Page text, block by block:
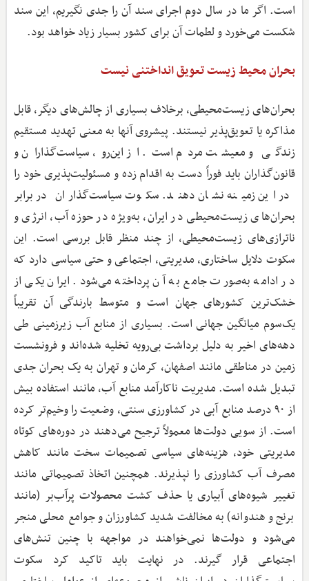
است. اگر ما در سال دوم اجرای سند آن را جدی نگیریم، این سند
شکست می‌خورد و لطمات آن برای کشور بسیار زیاد خواهد بود.
بحران محیط ‌زیست تعویق انداختنی نیست
بحران‌های زیست‌محیطی، برخلاف بسیاری از چالش‌های دیگر، قابل
مذاکره یا تعویق‌پذیر نیستند. پیشروی آنها به معنی تهدید مستقیم
زندگی و معیشت مردم است. از این‌رو، سیاست‌گذاران و
قانون‌گذاران باید فوراً دست به اقدام زده و مسئولیت‌پذیری خود را
در این زمینه نشان دهند. سکوت سیاست‌گذاران در برابر
بحران‌های زیست‌محیطی در ایران، به‌ویژه در حوزه آب، انرژی و
ناترازی‌های زیست‌محیطی، از چند منظر قابل بررسی است. این
سکوت دلایل ساختاری، مدیریتی، اجتماعی و حتی سیاسی دارد که
در ادامه به‌صورت جامع به آن پرداخته می‌شود. ایران یکی از
خشک‌ترین کشورهای جهان است و متوسط بارندگی آن تقریباً
یک‌سوم میانگین جهانی است. بسیاری از منابع آب زیرزمینی طی
دهه‌های اخیر به دلیل برداشت بی‌رویه تخلیه شده‌اند و فرونشست
زمین در مناطقی مانند اصفهان، کرمان و تهران به یک بحران جدی
تبدیل شده است. مدیریت ناکارآمد منابع آب، مانند استفاده بیش
از ۹۰ درصد منابع آبی در کشاورزی سنتی، وضعیت را وخیم‌تر کرده
است. از سویی دولت‌ها معمولاً ترجیح می‌دهند در دوره‌های کوتاه
مدیریتی خود، هزینه‌های سیاسی تصمیمات سخت مانند کاهش
مصرف آب کشاورزی را نپذیرند. همچنین اتخاذ تصمیماتی مانند
تغییر شیوه‌های آبیاری یا حذف کشت محصولات پرآب‌بر (مانند
برنج و هندوانه) به مخالفت شدید کشاورزان و جوامع محلی منجر
می‌شود و دولت‌ها نمی‌خواهند در مواجهه با چنین تنش‌های
اجتماعی قرار گیرند. در نهایت باید تاکید کرد سکوت